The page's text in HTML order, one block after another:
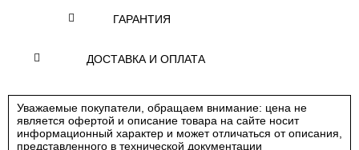
ГАРАНТИЯ
ДОСТАВКА И ОПЛАТА
Уважаемые покупатели, обращаем внимание: цена не
является офертой и описание товара на сайте носит
информационный характер и может отличаться от описания,
представленного в технической документации